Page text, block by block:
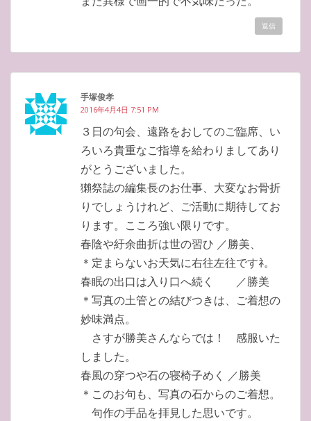
返信
手塚俊孝
2016年4月4日 7:51 PM
３日の句会、遠路をおしてのご臨席、い
ろいろ貴重なご指導を給わりましてあり
がとうございました。
獺祭誌の編集長のお仕事、大変なお骨折
りでしょうけれど、ご活動に期待してお
ります。こころ強い限りです。
春陰や紆余曲折は世の習ひ ／勝美、
＊定まらないお天気に右往左往ですﾈ。
春眠の出口は入り口へ続く ／勝美
＊写真の土管との結びつきは、ご着想の
妙味満点。
さすが勝美さんならでは！ 感服いた
しました。
春風の穿つや石の寝椅子めく ／勝美
＊このお句も、写真の石からのご着想。
句作の手品を拝見した思いです。